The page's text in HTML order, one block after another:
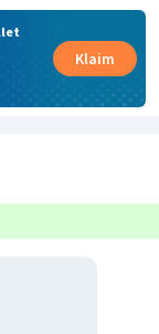
Klaim